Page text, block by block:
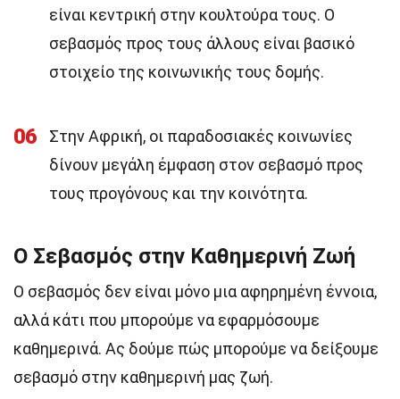
είναι κεντρική στην κουλτούρα τους. Ο
σεβασμός προς τους άλλους είναι βασικό
στοιχείο της κοινωνικής τους δομής.
06
Στην Αφρική, οι παραδοσιακές κοινωνίες
δίνουν μεγάλη έμφαση στον σεβασμό προς
τους προγόνους και την κοινότητα.
Ο Σεβασμός στην Καθημερινή Ζωή
Ο σεβασμός δεν είναι μόνο μια αφηρημένη έννοια,
αλλά κάτι που μπορούμε να εφαρμόσουμε
καθημερινά. Ας δούμε πώς μπορούμε να δείξουμε
σεβασμό στην καθημερινή μας ζωή.